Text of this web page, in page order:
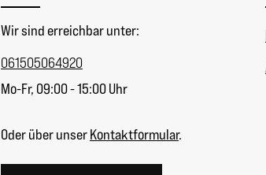
Wir sind erreichbar unter:
061505064920
Mo-Fr, 09:00 - 15:00 Uhr
Oder über unserKontaktformular.